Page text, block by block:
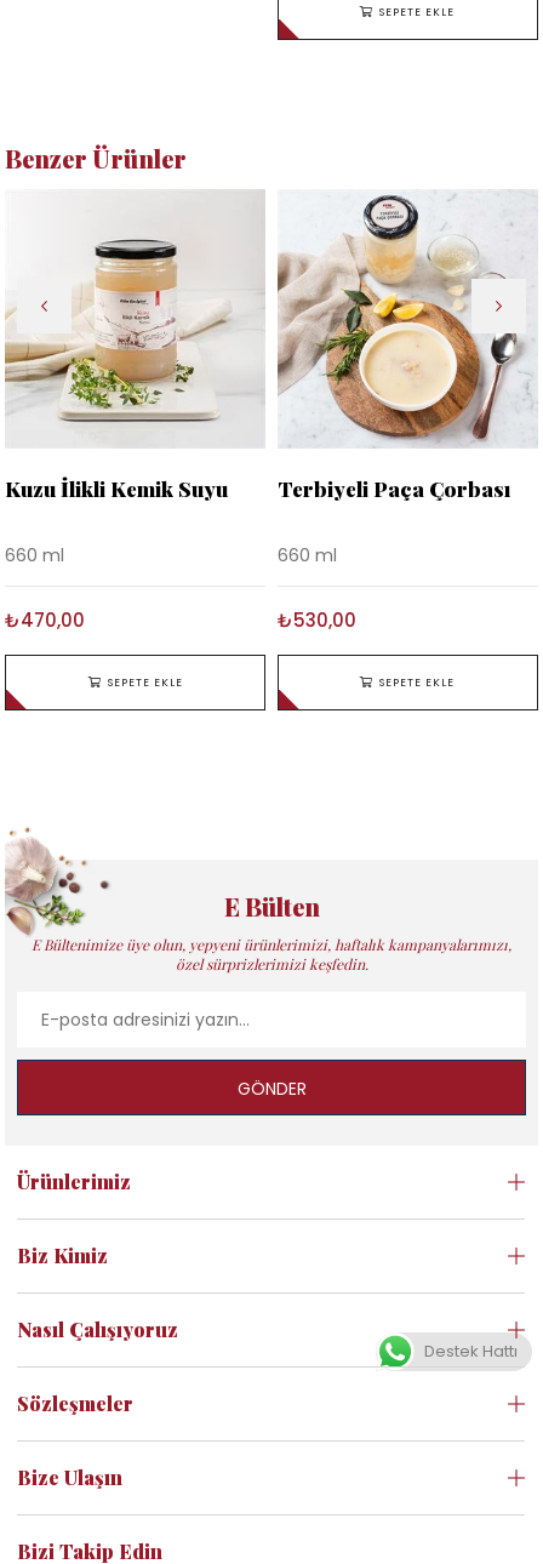
SEPETE EKLE
Benzer Ürünler
Kuzu İlikli Kemik Suyu
660 ml
₺470,00
SEPETE EKLE
Terbiyeli Paça Çorbası
660 ml
₺530,00
SEPETE EKLE
E Bülten
E Bültenimize üye olun, yepyeni ürünlerimizi, haftalık kampanyalarımızı,
özel sürprizlerimizi keşfedin.
GÖNDER
Ürünlerimiz
Biz Kimiz
Nasıl Çalışıyoruz
Sözleşmeler
Bize Ulaşın
Bizi Takip Edin
Destek Hattı